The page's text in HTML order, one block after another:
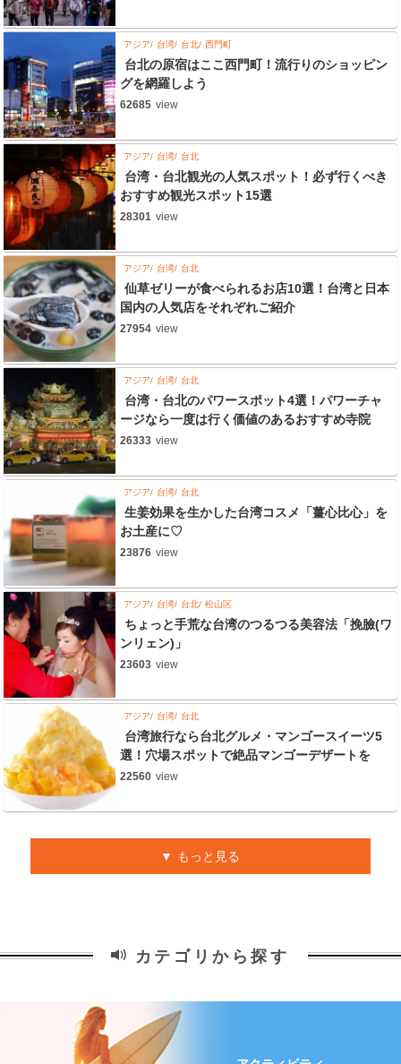
アジア 台湾 台北 西門町
台北の原宿はここ西門町！流行りのショッピン
グを網羅しよう
62685 view
アジア 台湾 台北
台湾・台北観光の人気スポット！必ず行くべき
おすすめ観光スポット15選
28301 view
アジア 台湾 台北
仙草ゼリーが食べられるお店10選！台湾と日本
国内の人気店をそれぞれご紹介
27954 view
アジア 台湾 台北
台湾・台北のパワースポット4選！パワーチャ
ージなら一度は行く価値のあるおすすめ寺院
26333 view
アジア 台湾 台北
生姜効果を生かした台湾コスメ「薑心比心」を
お土産に♡
23876 view
アジア 台湾 台北 松山区
ちょっと手荒な台湾のつるつる美容法「挽臉(ワ
ンリェン)」
23603 view
アジア 台湾 台北
台湾旅行なら台北グルメ・マンゴースイーツ5
選！穴場スポットで絶品マンゴーデザートを
22560 view
もっと見る
カテゴリから探す